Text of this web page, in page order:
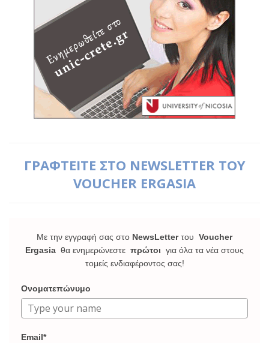
ΓΡΑΦΤΕΙΤΕ ΣΤΟ NEWSLETTER ΤΟΥ
VOUCHER ERGASIA
Με την εγγραφή σας στο NewsLetterτου Voucher
Ergasia θα ενημερώνεστε πρώτοι για όλα τα νέα στους
τομείς ενδιαφέροντος σας!
Ονοματεπώνυμο
Email*